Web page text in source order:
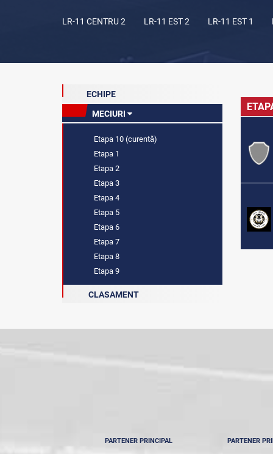
LR-11 CENTRU 2 LR-11 EST 2 LR-11 EST 1
ECHIPE
MECIURI
Etapa 10 (curentă)
Etapa 1
Etapa 2
Etapa 3
Etapa 4
Etapa 5
Etapa 6
Etapa 7
Etapa 8
Etapa 9
CLASAMENT
PARTENER PRINCIPAL PARTENER